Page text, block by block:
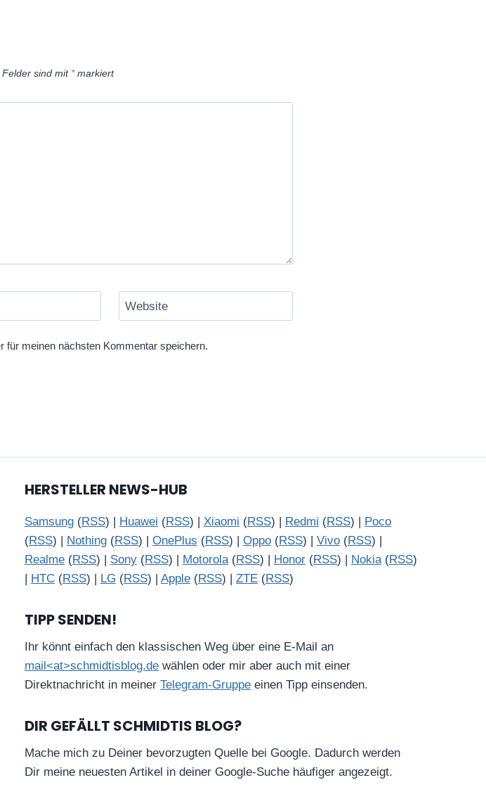
sind mit *markiert
Website
meinen nächsten Kommentar speichern.
HERSTELLER NEWS-HUB
Samsung (RSS) | Huawei (RSS) | Xiaomi (RSS) | Redmi (RSS) | Poco
(RSS) | Nothing (RSS) | OnePlus (RSS) | Oppo (RSS) | Vivo (RSS) |
Realme (RSS) | Sony (RSS) | Motorola(RSS) | Honor (RSS) | Nokia(RSS)
| HTC (RSS) | LG (RSS) | Apple (RSS) | ZTE (RSS)
TIPP SENDEN!
Ihr könnt einfach den klassischen Weg über eine E-Mail an
mail<at>schmidtisblog.de wählen oder mir aber auch mit einer
Direktnachricht in meiner Telegram-Gruppe einen Tipp einsenden.
DIR GEFÄLLT SCHMIDTIS BLOG?
Mache mich zu Deiner bevorzugten Quelle bei Google. Dadurch werden
Dir meine neuesten Artikel in deiner Google-Suche häufiger angezeigt.